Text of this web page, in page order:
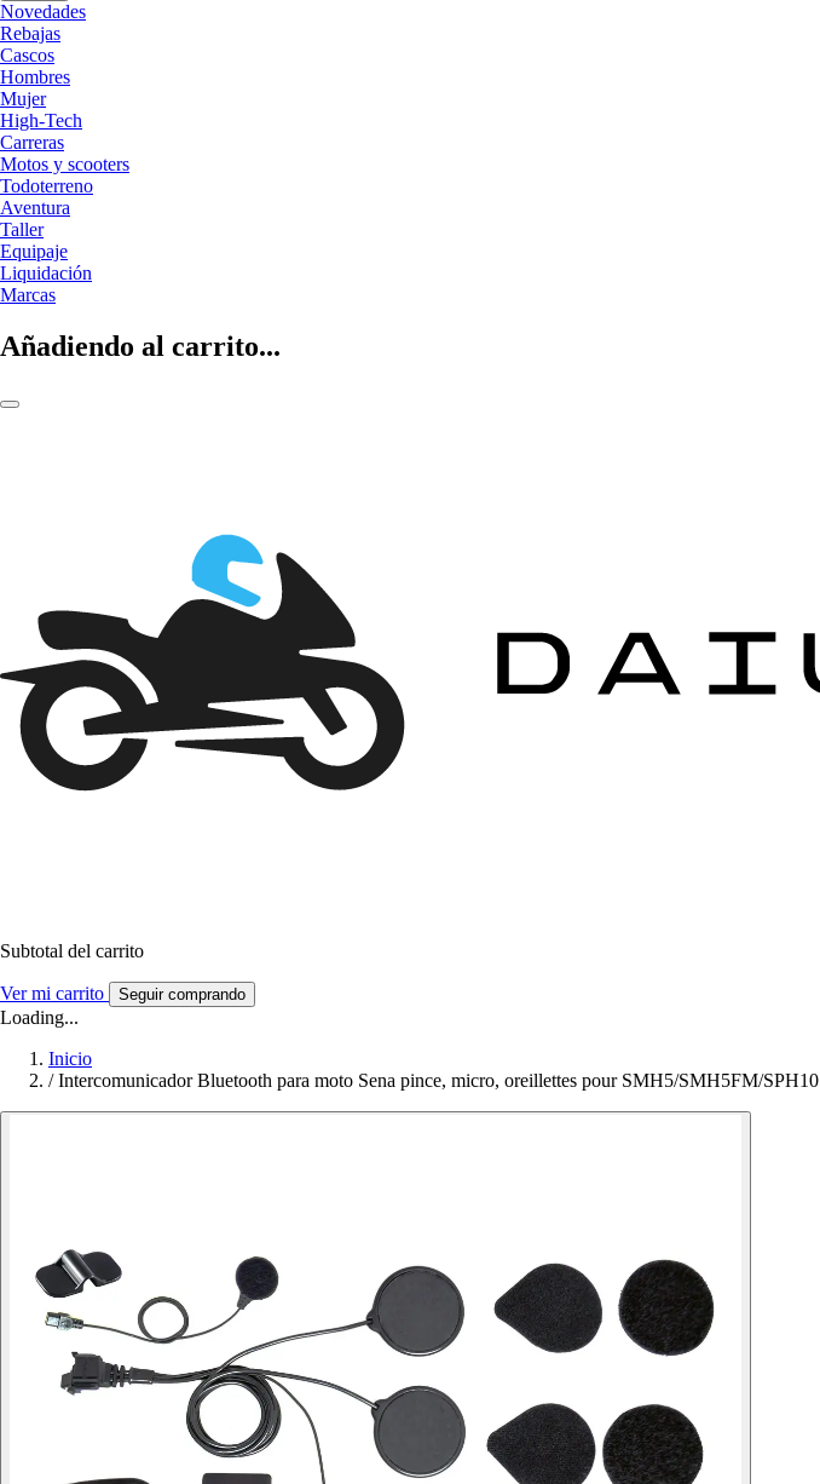
Novedades
Rebajas
Cascos
Hombres
Mujer
High-Tech
Carreras
Motos y scooters
Todoterreno
Aventura
Taller
Equipaje
Liquidación
Marcas
Añadiendo al carrito...
Subtotal del carrito
Ver mi carrito Seguir comprando
Loading...
Inicio
/ Intercomunicador Bluetooth para moto Sena pince, micro, oreillettes pour SMH5/SMH5FM/SPH10